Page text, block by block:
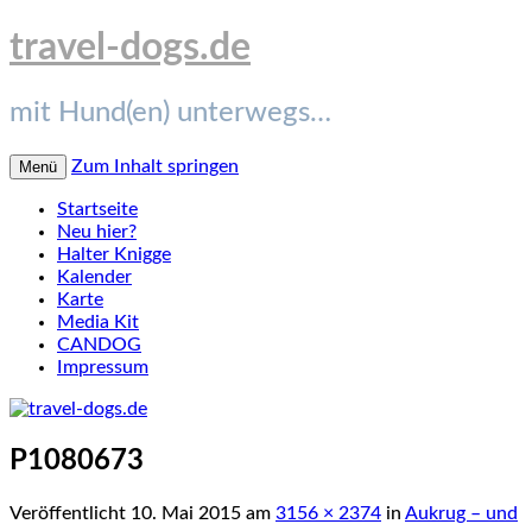
travel-dogs.de
mit Hund(en) unterwegs…
Menü Zum Inhalt springen
Startseite
Neu hier?
Halter Knigge
Kalender
Karte
Media Kit
CANDOG
Impressum
P1080673
Veröffentlicht 10. Mai 2015 am 3156 × 2374 in Aukrug – und